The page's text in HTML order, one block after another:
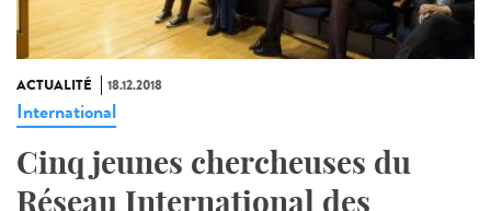
ACTUALITÉ 18.12.2018
International
Cinq jeunes chercheuses du
Réseau International des